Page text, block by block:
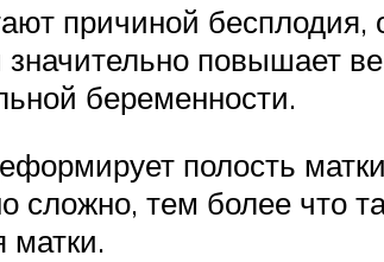
причиной бесплодия,
повышает
беременности.
полость
сложно, тем более что
матки.